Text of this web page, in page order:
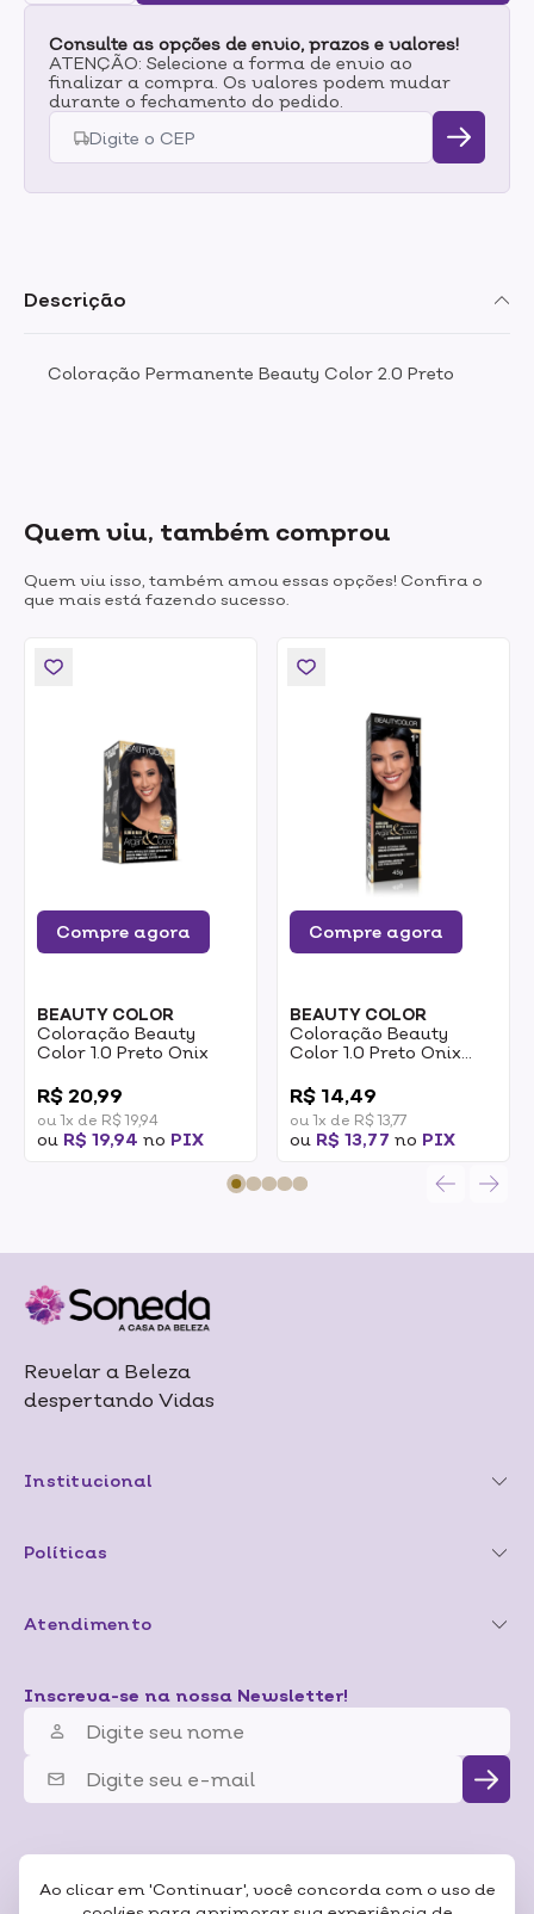
Ao clicar em 'Continuar', você concorda com o uso de
Consulte as opções de envio, prazos e valores!
ATENÇÃO: Selecione a forma de envio ao
finalizar a compra. Os valores podem mudar
durante o fechamento do pedido.
Descrição
Coloração Permanente Beauty Color 2.0 Preto
Quem viu, também comprou
Quem viu isso, também amou essas opções! Confira o
que mais está fazendo sucesso.
Compre agora
BEAUTY COLOR
Coloração Beauty
Color 1.0 Preto Onix
R$ 20,99
ou 1x de R$ 19,94
ou R$ 19,94 no PIX
Compre agora
BEAUTY COLOR
Coloração Beauty
Color 1.0 Preto Onix
R$ 14,49
ou 1x de R$ 13,77
ou R$ 13,77 no PIX
Revelar a Beleza
despertando Vidas
Institucional
Políticas
Atendimento
Inscreva-se na nossa Newsletter!